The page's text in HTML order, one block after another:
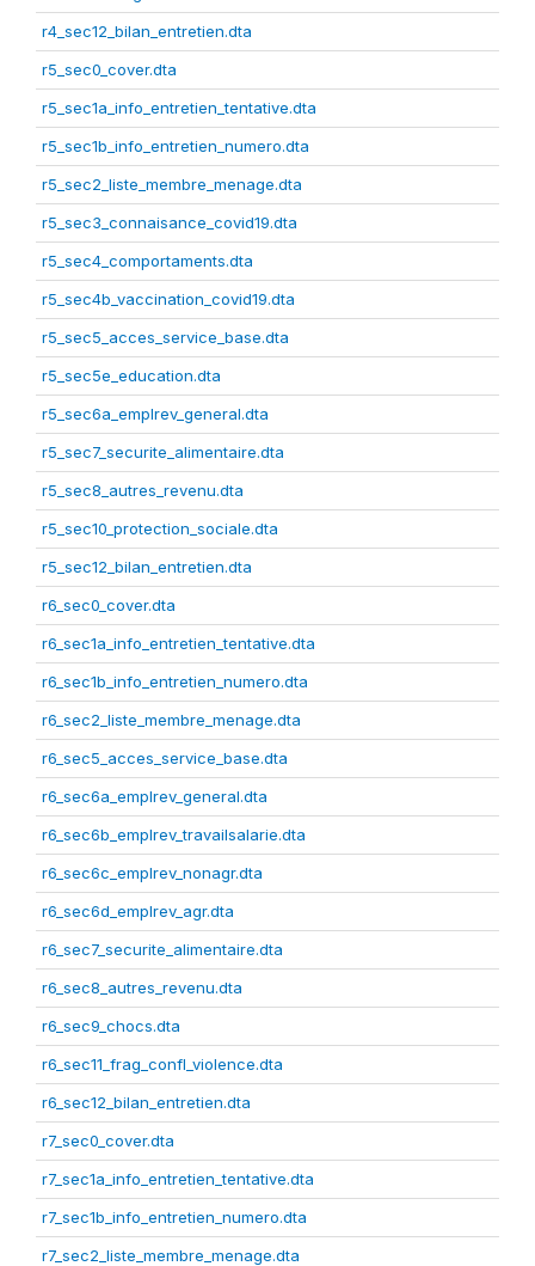
r4_sec12_bilan_entretien.dta
r5_sec0_cover.dta
r5_sec1a_info_entretien_tentative.dta
r5_sec1b_info_entretien_numero.dta
r5_sec2_liste_membre_menage.dta
r5_sec3_connaisance_covid19.dta
r5_sec4_comportaments.dta
r5_sec4b_vaccination_covid19.dta
r5_sec5_acces_service_base.dta
r5_sec5e_education.dta
r5_sec6a_emplrev_general.dta
r5_sec7_securite_alimentaire.dta
r5_sec8_autres_revenu.dta
r5_sec10_protection_sociale.dta
r5_sec12_bilan_entretien.dta
r6_sec0_cover.dta
r6_sec1a_info_entretien_tentative.dta
r6_sec1b_info_entretien_numero.dta
r6_sec2_liste_membre_menage.dta
r6_sec5_acces_service_base.dta
r6_sec6a_emplrev_general.dta
r6_sec6b_emplrev_travailsalarie.dta
r6_sec6c_emplrev_nonagr.dta
r6_sec6d_emplrev_agr.dta
r6_sec7_securite_alimentaire.dta
r6_sec8_autres_revenu.dta
r6_sec9_chocs.dta
r6_sec11_frag_confl_violence.dta
r6_sec12_bilan_entretien.dta
r7_sec0_cover.dta
r7_sec1a_info_entretien_tentative.dta
r7_sec1b_info_entretien_numero.dta
r7_sec2_liste_membre_menage.dta